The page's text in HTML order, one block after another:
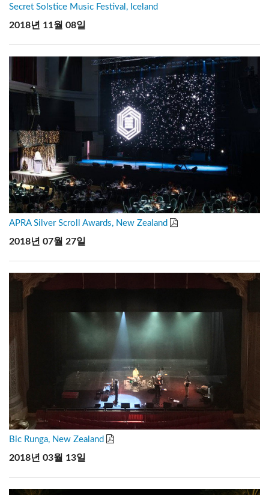
Secret Solstice Music Festival, Iceland
2018년 11월 08일
APRA Silver Scroll Awards, New Zealand
2018년 07월 27일
Bic Runga, New Zealand
2018년 03월 13일